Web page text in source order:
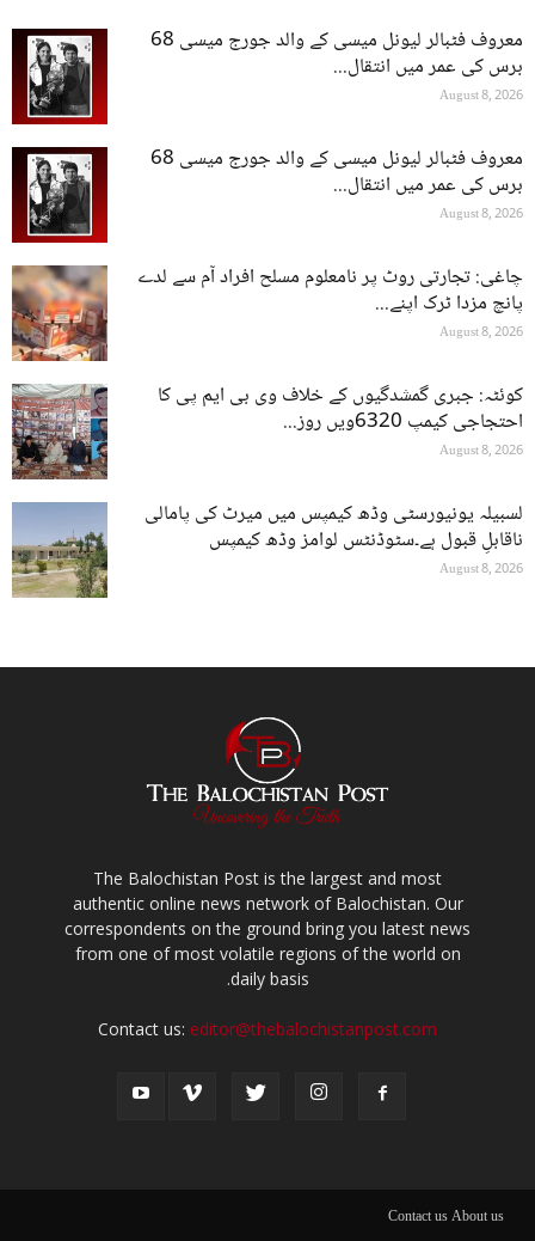
معروف فٹبالر لیونل میسی کے والد جورج میسی 68
برس کی عمر میں انتقال...
August 8, 2026
معروف فٹبالر لیونل میسی کے والد جورج میسی 68
برس کی عمر میں انتقال...
August 8, 2026
چاغی: تجارتی روٹ پر نامعلوم مسلح افراد آم سے لدے
پانچ مزدا ٹرک اپنے...
August 8, 2026
کوئٹہ: جبری گمشدگیوں کے خلاف وی بی ایم پی کا
احتجاجی کیمپ 6320ویں روز...
August 8, 2026
لسبیلہ یونیورسٹی وڈھ کیمپس میں میرٹ کی پامالی
ناقابلِ قبول ہے۔سٹوڈنٹس لوامز وڈھ کیمپس
August 8, 2026
The Balochistan Post is the largest and most
authentic online news network of Balochistan. Our
correspondents on the ground bring you latest news
from one of most volatile regions of the world on
daily basis.
Contact us: editor@thebalochistanpost.com
About us
Contact us